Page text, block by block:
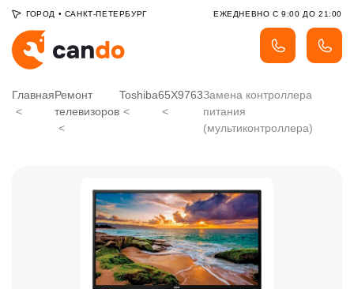
ГОРОД • САНКТ-ПЕТЕРБУРГ ЕЖЕДНЕВНО С 9:00 ДО 21:00
ГлавнаяРемонт
телевизоров
Toshiba65X9763Замена контроллера
питания
(мультиконтроллера)